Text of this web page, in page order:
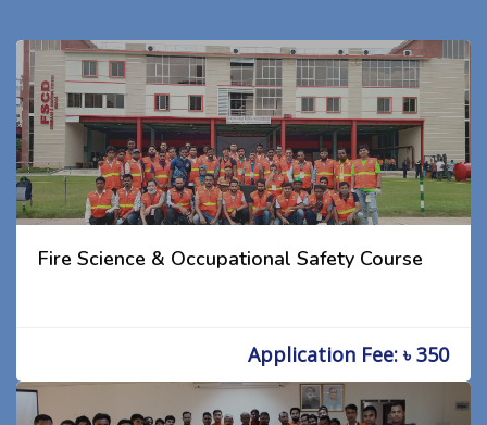
Fire Science & Occupational Safety Course
Application Fee: ৳ 350